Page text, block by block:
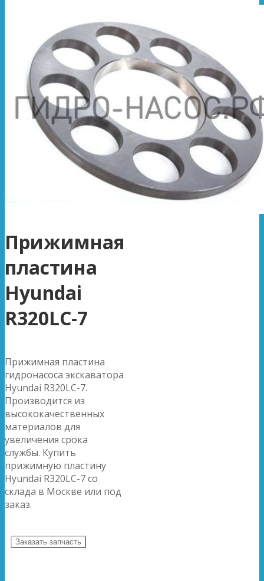
Прижимная
пластина
Hyundai
R320LC-7
Прижимная пластина
гидронасоса экскаватора
Hyundai R320LC-7.
Производится из
высококачественных
материалов для
увеличения срока
службы. Купить
прижимную пластину
Hyundai R320LC-7 со
склада в Москве или под
заказ.
Заказать запчасть